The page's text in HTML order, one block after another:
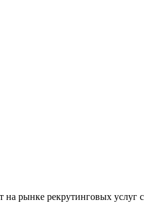
рынке рекрутинговых